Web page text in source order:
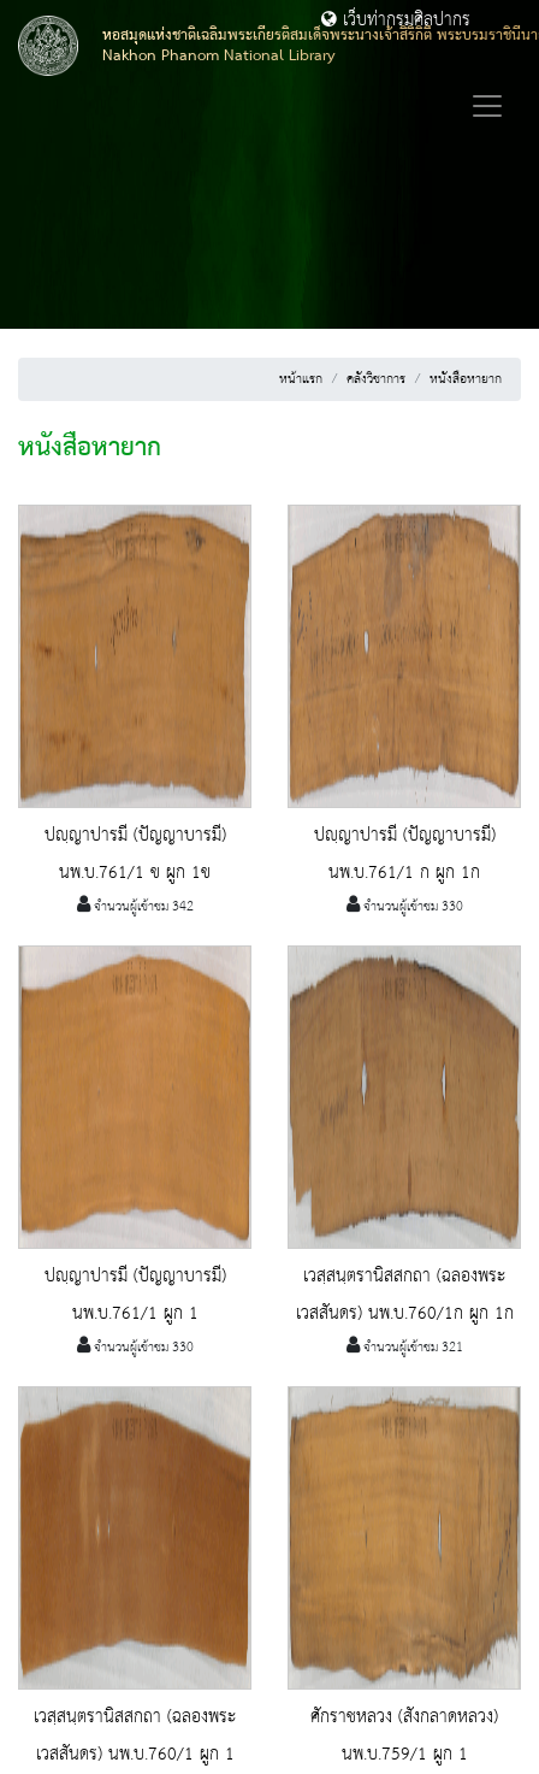
หอสมุดแห่งชาติเฉลิมพระเกียรติสมเด็จพระนางเจ้าสิริกิติ์ พระบรมราชินี
Nakhon Phanom National Library
เว็บท่ากรมศิลปากร
หน้าแรก คลังวิชาการ หนังสือหายาก
หนังสือหายาก
ปญฺญาปารมี (ปัญญาบารมี)
นพ.บ.761/1 ข ผูก 1ข
จำนวนผู้เข้าชม 342
ปญฺญาปารมี (ปัญญาบารมี)
นพ.บ.761/1 ก ผูก 1ก
จำนวนผู้เข้าชม 330
ปญฺญาปารมี (ปัญญาบารมี)
นพ.บ.761/1 ผูก 1
จำนวนผู้เข้าชม 330
เวสฺสนฺตรานิสสกถา (ฉลองพระ
เวสสันดร) นพ.บ.760/1ก ผูก 1ก
จำนวนผู้เข้าชม 321
เวสฺสนฺตรานิสสกถา (ฉลองพระ
เวสสันดร) นพ.บ.760/1 ผูก 1
ศักราชหลวง (สังกลาดหลวง)
นพ.บ.759/1 ผูก 1